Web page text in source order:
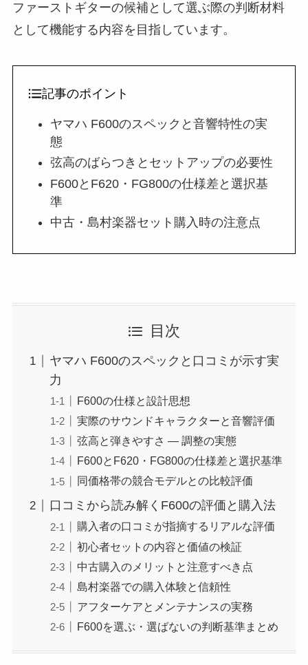
ファーストギターの候補として選ぶ際の判断材料
として機能する内容を目指しています。
記事のポイント
ヤマハ F600のスペックと音響特性の実
態
弦高のばらつきとセットアップの必要性
F600とF620・FG800の仕様差と選択基
準
中古・島村楽器セット購入時の注意点
目次
ヤマハ F600のスペックと口コミが示す実
力
F600の仕様と設計思想
実際のサウンドキャラクターと音響評価
弦高と弾きやすさ — 調整の実態
F600とF620・FG800の仕様差と選択基準
同価格帯の競合モデルとの比較評価
口コミから読み解くF600の評価と購入法
購入者の口コミが指摘するリアルな評価
初心者セットの内容と価値の検証
中古購入のメリットと注意すべき点
島村楽器での購入体験と信頼性
アフターケアとメンテナンスの実務
F600を選ぶ・選ばないの判断基準まとめ